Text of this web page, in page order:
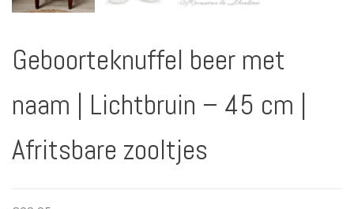
Geboorteknuffel beer met
naam | Lichtbruin – 45 cm |
Afritsbare zooltjes